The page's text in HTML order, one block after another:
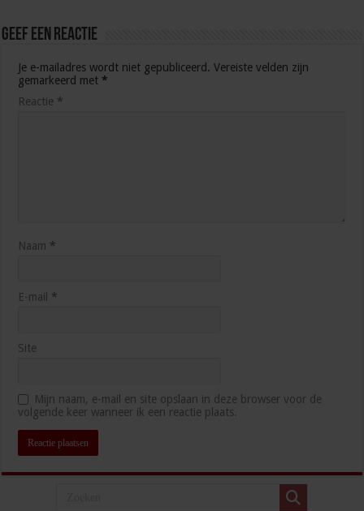
Geef een reactie
Je e-mailadres wordt niet gepubliceerd. Vereiste velden zijn
gemarkeerd met *
Reactie *
Naam *
E-mail *
Site
Mijn naam, e-mail en site opslaan in deze browser voor de
volgende keer wanneer ik een reactie plaats.